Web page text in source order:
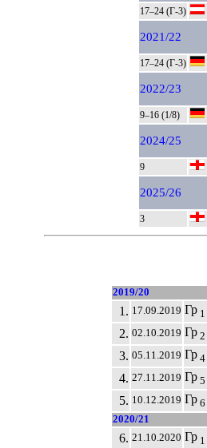
17–24 (Г-3)
2021/22
17–24 (Г-3)
2022/23
9–16 (1/8)
2024/25
9
2025/26
3
2019/20
1. 17.09.2019 Гр1
2. 02.10.2019 Гр2
3. 05.11.2019 Гр4
4. 27.11.2019 Гр5
5. 10.12.2019 Гр6
2020/21
6. 21.10.2020 Гр1